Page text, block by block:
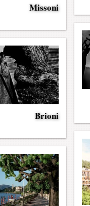
Missoni
Brioni